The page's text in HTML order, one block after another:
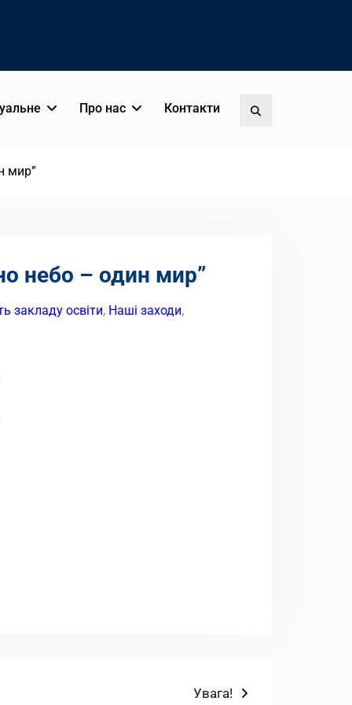
Про нас Контакти
мир”
небо – один мир”
закладу освіти, Наші заходи,
Наступний
Увага!